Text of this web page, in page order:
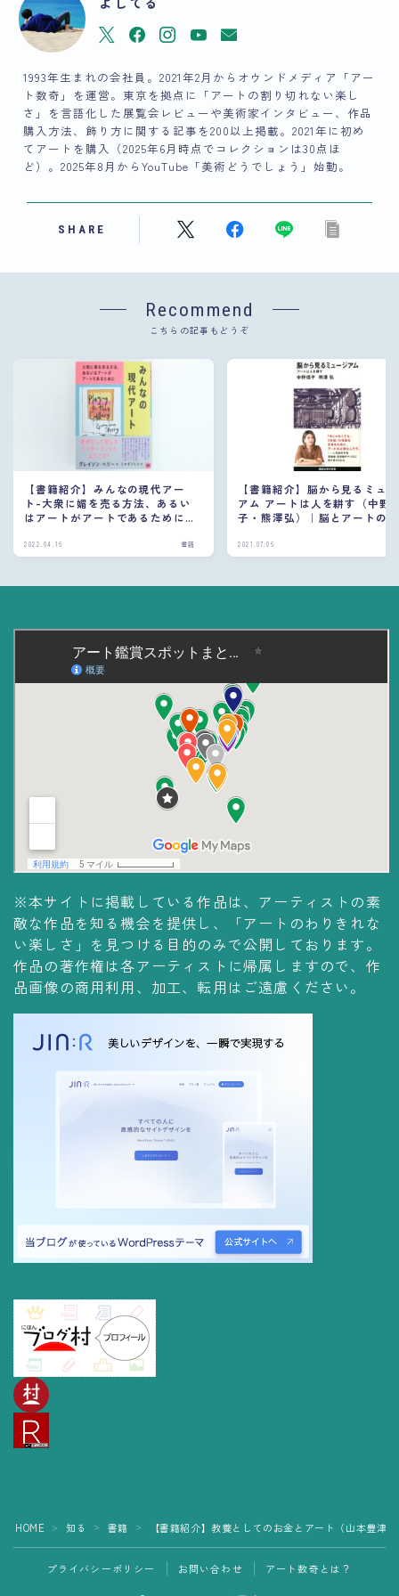
1993年生まれの会社員。2021年2月からオウンドメディア「アー
ト数奇」を運営。東京を拠点に「アートの割り切れない楽し
さ」を言語化した展覧会レビューや美術家インタビュー、作品
購入方法、飾り方に関する記事を200以上掲載。2021年に初め
てアートを購入（2025年6月時点でコレクションは30点ほ
ど）。2025年8月からYouTube「美術どうでしょう」始動。
SHARE
Recommend
こちらの記事もどうぞ
【書籍紹介】みんなの現代アー
ト-大衆に媚を売る方法、あるい
はアートがアートであるために
美術入門書
2022.04.16 書籍
【書籍紹介】脳から見るミュ
アム アートは人を耕す（中野
子・熊澤弘）｜脳とアートの
2021.07.06
※本サイトに掲載している作品は、アーティストの素
敵な作品を知る機会を提供し、「アートのわりきれな
い楽しさ」を見つける目的のみで公開しております。
作品の著作権は各アーティストに帰属しますので、作
品画像の商用利用、加工、転用はご遠慮ください。
HOME ＞ 知る ＞ 書籍 ＞ 【書籍紹介】教養としてのお金とアート（山本豊津
プライバシーポリシー お問い合わせ アート数奇とは？